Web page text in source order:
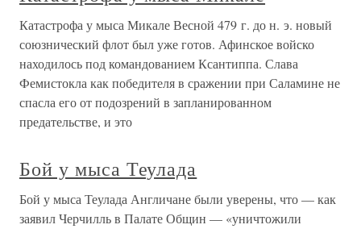
Катастрофа у мыса Микале Весной 479 г. до н. э. новый
союзнический флот был уже готов. Афинское войско
находилось под командованием Ксантиппа. Слава
Фемистокла как победителя в сражении при Саламине не
спасла его от подозрений в запланированном
предательстве, и это
Бой у мыса Теулада
Бой у мыса Теулада Англичане были уверены, что — как
заявил Черчилль в Палате Общин — «уничтожили